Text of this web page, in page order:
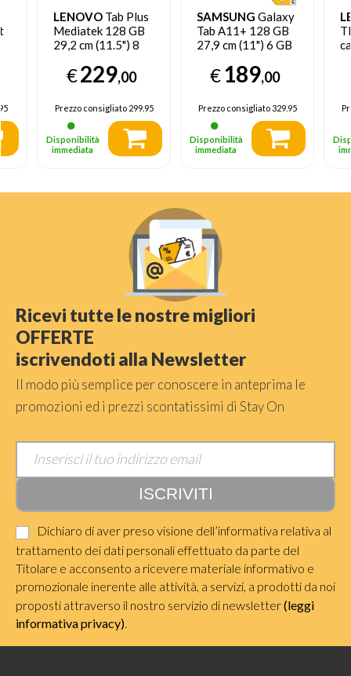
LENOVO Tab Plus
Mediatek 128 GB
29,2 cm (11.5") 8
(802.11ac) Android
14 Grigio
€229,00
Prezzo consigliato299.95
Disponibilità
immediata
SAMSUNG Galaxy
Tab A11+ 128 GB
27,9 cm (11") 6 GB
Grigio
€189,00
Prezzo consigliato329.95
Disponibilità
immediata
Ricevi tutte le nostre migliori
OFFERTE
iscrivendoti alla Newsletter
Il modo più semplice per conoscere in anteprima le
promozioni ed i prezzi scontatissimi di Stay On
Dichiaro di aver preso visione dell’informativa relativa al
trattamento dei dati personali effettuato da parte del
Titolare e acconsento a ricevere materiale informativo e
promozionale inerente alle attività, a servizi, a prodotti da noi
proposti attraverso il nostro servizio di newsletter(leggi
informativa privacy).